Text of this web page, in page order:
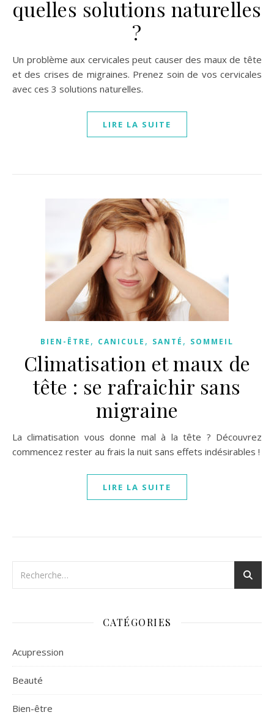
quelles solutions naturelles
?
Un problème aux cervicales peut causer des maux de tête
et des crises de migraines. Prenez soin de vos cervicales
avec ces 3 solutions naturelles.
LIRE LA SUITE
BIEN-ÊTRE , CANICULE , SANTÉ , SOMMEIL
Climatisation et maux de
tête : se rafraichir sans
migraine
La climatisation vous donne mal à la tête ? Découvrez
commencez rester au frais la nuit sans effets indésirables !
LIRE LA SUITE
CATÉGORIES
Acupression
Beauté
Bien-être